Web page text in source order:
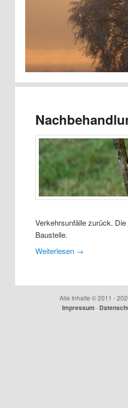
Verkehrsunfälle zurück.
Baustelle.
Weiterlesen →
Alle Inhalte © 2011 -
Impressum ·